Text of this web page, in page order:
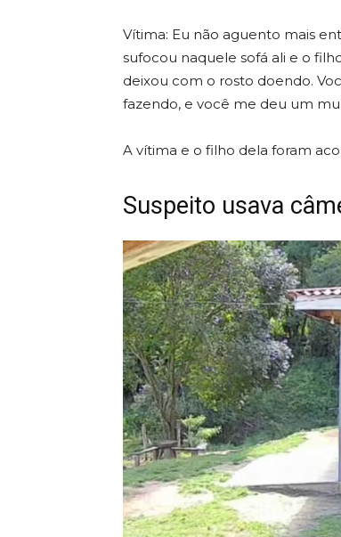
Vítima: Eu não aguento mais
sufocou naquele sofá ali e o
deixou com o rosto doendo.
fazendo, e você me deu um
A vítima e o filho dela foram
Suspeito usava